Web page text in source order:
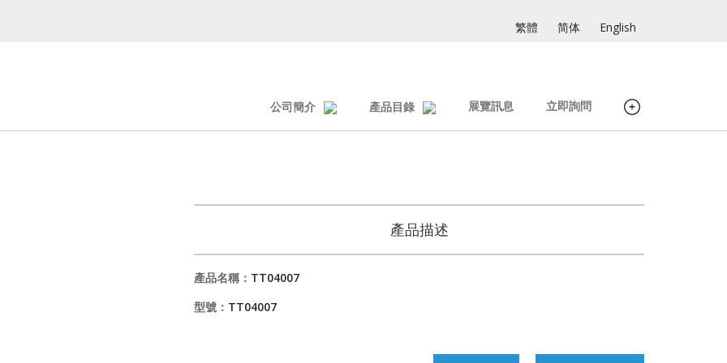
繁體 简体 English
公司簡介 產品目錄 展覽訊息 立即詢問
產品描述
產品名稱： TT04007
型號： TT04007